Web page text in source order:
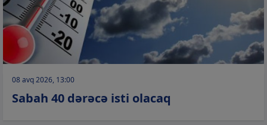
08 avq 2026, 13:00
Sabah 40 dərəcə isti olacaq